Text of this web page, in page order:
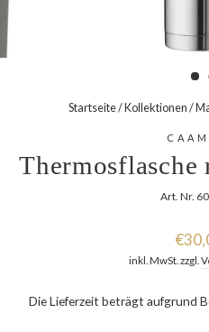
Startseite/Kollektionen/
Art. Nr.
Preis
inkl. MwSt. zzgl.
Die Lieferzeit beträgt aufgrund